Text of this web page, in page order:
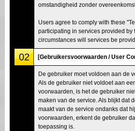
omstandigheid zonder
Users agree to comply with these
participating in services provided by
circumstances will services be
02 [Gebruikersvoorwaarden / User
De gebruiker moet voldoen aan de
Als de gebruiker niet voldoet aan
voorwaarden, is het de gebruiker
maken van de service. Als blijkt dat
maakt van de service ondanks dat
voorwaarden, erkent de gebruiker
toepassing is.